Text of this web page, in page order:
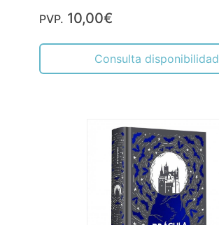
PVP. 10,00€
Consulta disponibilidad